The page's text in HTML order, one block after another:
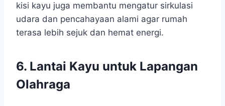
kisi kayu juga membantu mengatur sirkulasi
udara dan pencahayaan alami agar rumah
terasa lebih sejuk dan hemat energi.
6. Lantai Kayu untuk Lapangan
Olahraga